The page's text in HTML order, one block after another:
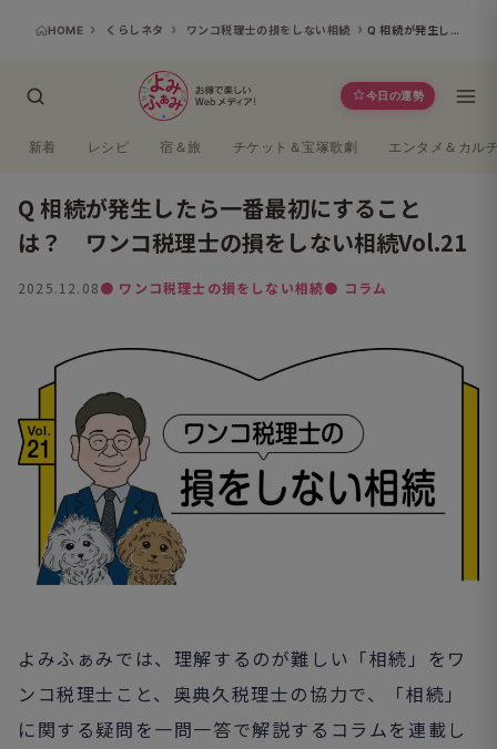
HOME くらしネタ ワンコ税理士の損をしない相続 Q 相続が発生したら一番最初にすることは？ ワンコ税理士の損をしない相続Vol.21
今日の運勢
新着 レシピ 宿＆旅 チケット＆宝塚歌劇 エンタメ＆カル
Q 相続が発生したら一番最初にすること
は？ ワンコ税理士の損をしない相続Vol.21
2025.12.08● ワンコ税理士の損をしない相続● コラム
よみふぁみでは、理解するのが難しい「相続」をワ
ンコ税理士こと、奥典久税理士の協力で、「相続」
に関する疑問を一問一答で解説するコラムを連載し